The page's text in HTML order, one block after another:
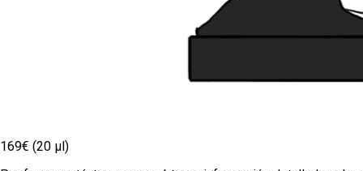
169€ (20 µl)